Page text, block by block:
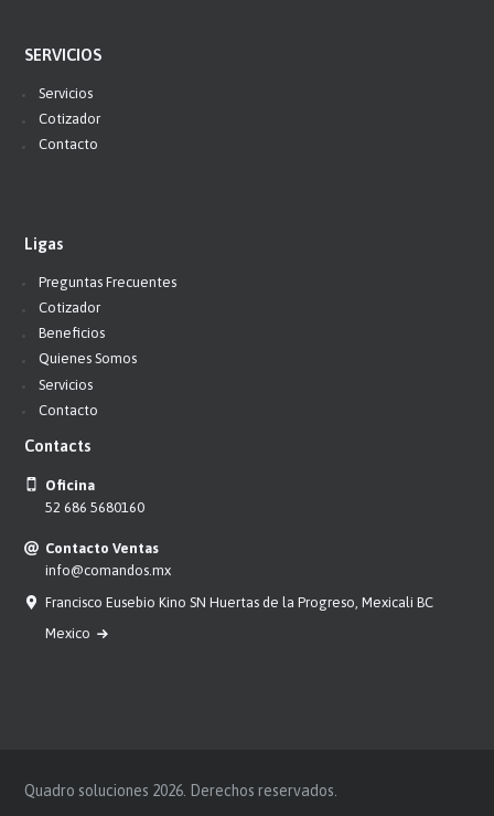
SERVICIOS
Servicios
Cotizador
Contacto
Ligas
Preguntas Frecuentes
Cotizador
Beneficios
Quienes Somos
Servicios
Contacto
Contacts
Oficina
52 686 5680160
Contacto Ventas
info@comandos.mx
Francisco Eusebio Kino SN Huertas de la Progreso, Mexicali BC
Mexico
Quadro soluciones 2026. Derechos reservados.